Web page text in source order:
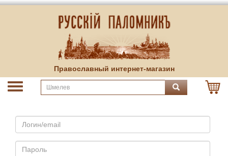
Православный интернет-магазин
Email
Пароль